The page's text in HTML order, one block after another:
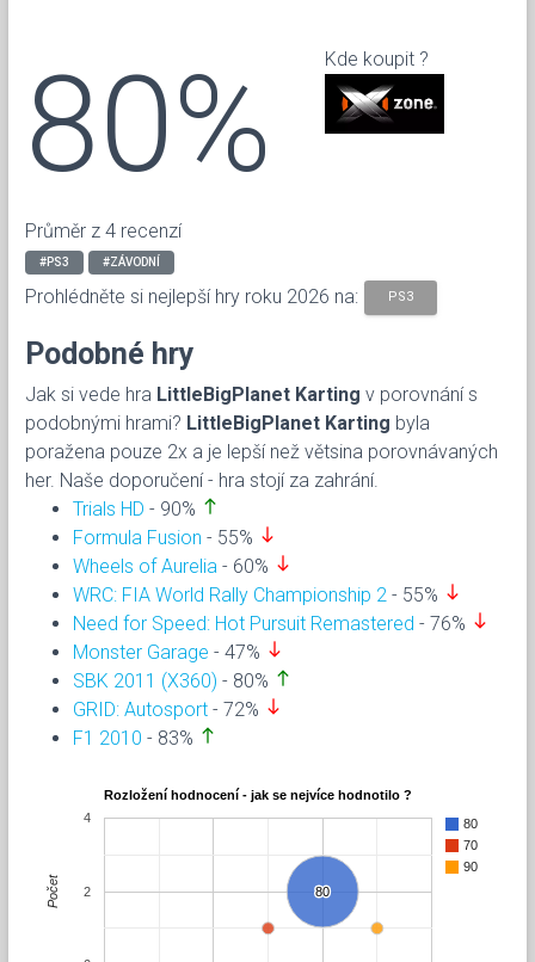
80%
Průměr z 4 recenzí
Kde koupit ?
#PS3 #ZÁVODNÍ
Prohlédněte si nejlepší hry roku 2026 na: PS3
Podobné hry
Jak si vede hra LittleBigPlanet Karting v porovnání s
podobnými hrami? LittleBigPlanet Karting byla
poražena pouze 2x a je lepší než větsina porovnávaných
her. Naše doporučení - hra stojí za zahrání.
Trials HD - 90% north
Formula Fusion - 55% south
Wheels of Aurelia - 60% south
WRC: FIA World Rally Championship 2 - 55% south
Need for Speed: Hot Pursuit Remastered - 76% south
Monster Garage - 47% south
SBK 2011 (X360) - 80% north
GRID: Autosport - 72% south
F1 2010 - 83% north
Rozložení hodnocení - jak se nejvíce hodnotilo ?
80
70
90
80
80
2
4
Počet